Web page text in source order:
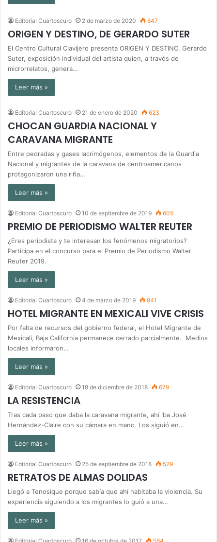
Editorial Cuartoscuro 2 de marzo de 2020 647
ORIGEN Y DESTINO, DE GERARDO SUTER
El Centro Cultural Clavijero presenta ORIGEN Y DESTINO. Gerardo
Suter, exposición individual del artista quien, a través de
microrrelatos, genera…
Leer más »
Editorial Cuartoscuro 21 de enero de 2020 623
CHOCAN GUARDIA NACIONAL Y
CARAVANA MIGRANTE
Entre pedradas y gases lacrimógenos, elementos de la Guardia
Nacional y migrantes de la caravana de centroamericanos
protagonizaron una riña…
Leer más »
Editorial Cuartoscuro 10 de septiembre de 2019 605
PREMIO DE PERIODISMO WALTER REUTER
¿Eres periodista y te interesan los fenómenos migratorios?
Participa en el concurso para el Premio de Periodismo Walter
Reuter 2019.
Leer más »
Editorial Cuartoscuro 4 de marzo de 2019 841
HOTEL MIGRANTE EN MEXICALI VIVE CRISIS
Por falta de recursos del gobierno federal, el Hotel Migrante de
Mexicali, Baja California permanece cerrado parcialmente. Medios
locales informaron…
Leer más »
Editorial Cuartoscuro 18 de diciembre de 2018 679
LA RESISTENCIA
Tras cada paso que daba la caravana migrante, ahí iba José
Hernández-Claire con su cámara en mano. Los siguió en…
Leer más »
Editorial Cuartoscuro 25 de septiembre de 2018 529
RETRATOS DE ALMAS DOLIDAS
Llegó a Tenosique porque sabía que ahí habitaba la violencia. Su
experiencia siguiendo a los migrantes lo guió a una…
Leer más »